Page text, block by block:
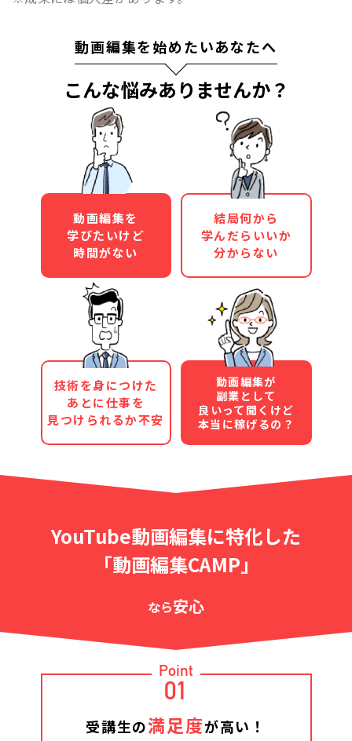
動画編集を始めたいあなたへ
こんな悩みありませんか？
動画編集を
学びたいけど
時間がない
結局何から
学んだらいいか
分からない
技術を身につけた
あとに仕事を
見つけられるか不安
動画編集が
副業として
良いって聞くけど
本当に稼げるの？
YouTube動画編集に特化した
「動画編集CAMP」
なら安心
Point
01
受講生の満足度が高い！